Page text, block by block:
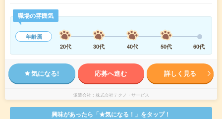
職場の雰囲気
年齢層
20代
30代 40代 50代 60代
気になる! 応募へ進む 詳しく見る
派遣会社 株式会社テクノ・サービス
興味があったら「★気になる！」をタップ！